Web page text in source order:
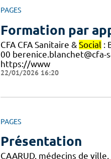
PAGES
Formation par
CFA CFA Sanitaire & Social :
00 berenice.blanchet@cfa-
https://www
22/01/2026 16:20
PAGES
Présentation
CAARUD, médecins de